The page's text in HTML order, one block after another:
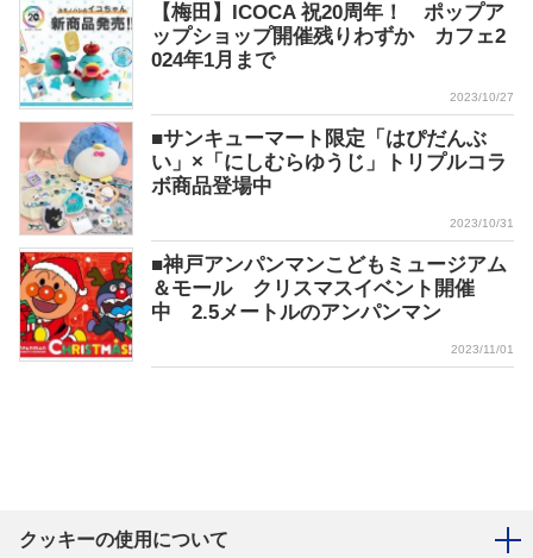
【梅田】ICOCA 祝20周年！ ポップア
ップショップ開催残りわずか カフェ2
024年1月まで
2023/10/27
■サンキューマート限定「はぴだんぶ
い」×「にしむらゆうじ」トリプルコラ
ボ商品登場中
2023/10/31
■神戸アンパンマンこどもミュージアム
＆モール クリスマスイベント開催
中 2.5メートルのアンパンマン
2023/11/01
クッキーの使用について